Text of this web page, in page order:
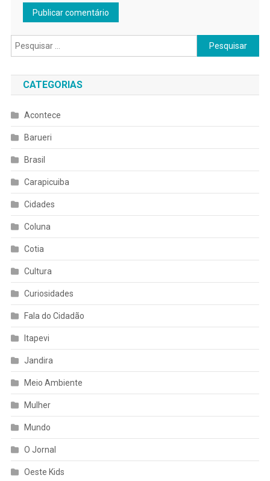
Pesquisar
por:
CATEGORIAS
Acontece
Barueri
Brasil
Carapicuiba
Cidades
Coluna
Cotia
Cultura
Curiosidades
Fala do Cidadão
Itapevi
Jandira
Meio Ambiente
Mulher
Mundo
O Jornal
Oeste Kids